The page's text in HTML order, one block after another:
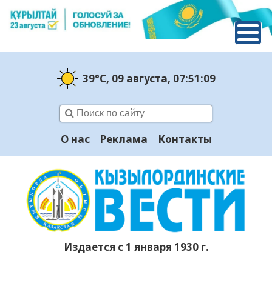
39°C, 09 августа, 07:51:09
О нас Реклама Контакты
Издается с 1 января 1930 г.